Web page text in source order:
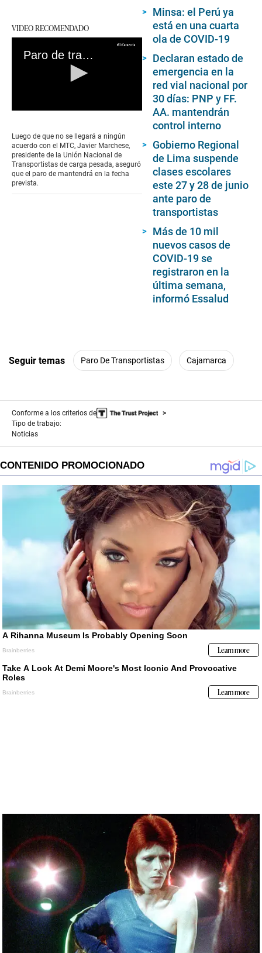
VIDEO RECOMENDADO
Paro de transporte a nivel nacional: cuándo es, por qué se hará y quiénes acatarán la medida
of
0
seconds
Luego de que no se llegará a ningún
acuerdo con el MTC, Javier Marchese,
presidente de la Unión Nacional de
Transportistas de carga pesada, aseguró
que el paro de mantendrá en la fecha
prevista.
Minsa: el Perú ya
está en una cuarta
ola de COVID-19
Declaran estado de
emergencia en la
red vial nacional por
30 días: PNP y FF.
AA. mantendrán
control interno
Gobierno Regional
de Lima suspende
clases escolares
este 27 y 28 de junio
ante paro de
transportistas
Más de 10 mil
nuevos casos de
COVID-19 se
registraron en la
última semana,
informó Essalud
Seguir temas Paro De Transportistas Cajamarca
Conforme a los criterios de
Tipo de trabajo:
Noticias